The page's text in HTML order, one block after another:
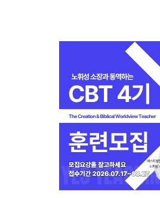
[오늘의 말씀] 죄의 종에서